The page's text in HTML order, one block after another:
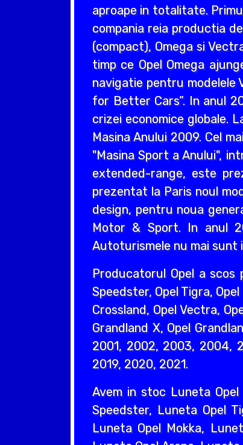
aproape in totalitate.
compania reia productia
(compact), Omega si
timp ce Opel Omega
navigatie pentru modelele
for Better Cars”. In anul
crizei economice globale.
Masina Anului 2009. Cel
"Masina Sport a Anului",
extended-range, este
prezentat la Paris noul
design, pentru noua
Motor & Sport. In anul
Autoturismele nu mai sunt
Producatorul Opel a scos
Speedster, Opel Tigra, Opel
Crossland, Opel Vectra,
Grandland X, Opel
2001, 2002, 2003, 2004,
2019, 2020, 2021.
Avem in stoc Luneta Opel
Speedster, Luneta Opel
Luneta Opel Mokka,